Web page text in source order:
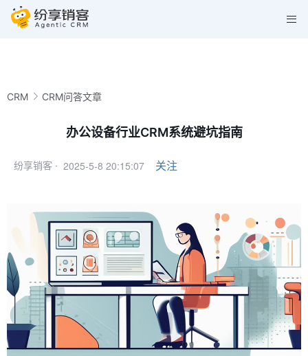
CRM CRM问答文章
办公设备行业CRM系统避坑指南
纷享销客 · 2025-5-8 20:15:07 关注